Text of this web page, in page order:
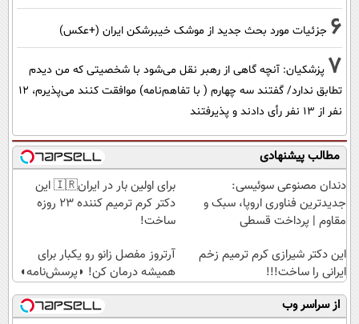
6 جزئیات مورد بحث جدید از موشک خیبرشکن ایران (+عکس)
7 پزشکیان‌: آنچه گاهی از رهبر نقل می‌شود با شخصیتی که من دیدم
تطابق ندارد/ گفتند سه چهارم ( با تفاهم‌نامه) موافقت کنند می‌پذیرم، 12
نفر از 13 نفر رأی دادند و پذیرفتند
مطالب پیشنهادی
دندان مصنوعی سوئیسی:
جدیدترین فناوری اروپا، سبک و
مقاوم | پرداخت قسطی
برای اولین بار در ایران🇮🇷 این
دکتر کرم ترمیم کننده 23 روزه
ساخت!
این دکتر شیرازی کرم ترمیم زخم
ایرانی را ساخت!!!
آرتروز مفصل زانو رو یکبار برای
همیشه درمان کن! ◗پرسش‌نامه◖
از سراسر وب